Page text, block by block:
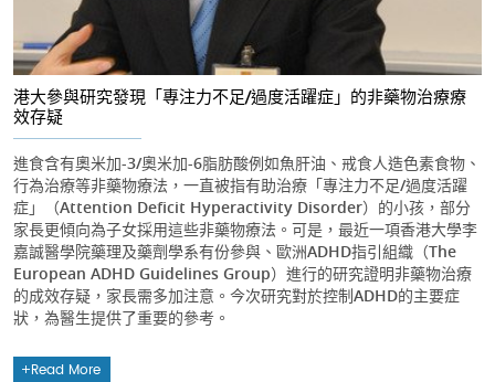
港大參與研究發現「專注力不足/過度活躍症」的非藥物治療療
效存疑
進食含有奧米加-3/奧米加-6脂肪酸例如魚肝油、戒食人造色素食物、
行為治療等非藥物療法，一直被指有助治療「專注力不足/過度活躍
症」（Attention Deficit Hyperactivity Disorder）的小孩，部分
家長更傾向為子女採用這些非藥物療法。可是，最近一項香港大學李
嘉誠醫學院藥理及藥劑學系有份參與、歐洲ADHD指引組織（The
European ADHD Guidelines Group）進行的研究證明非藥物治療
的成效存疑，家長需多加注意。今次研究對於控制ADHD的主要症
狀，為醫生提供了重要的參考。
Read More